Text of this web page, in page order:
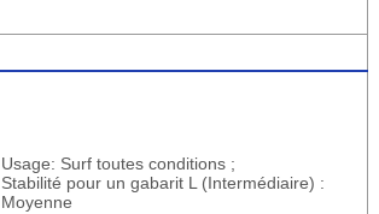
Usage: Surf toutes conditions ;
Stabilité pour un gabarit L (Intermédiaire) :
Moyenne